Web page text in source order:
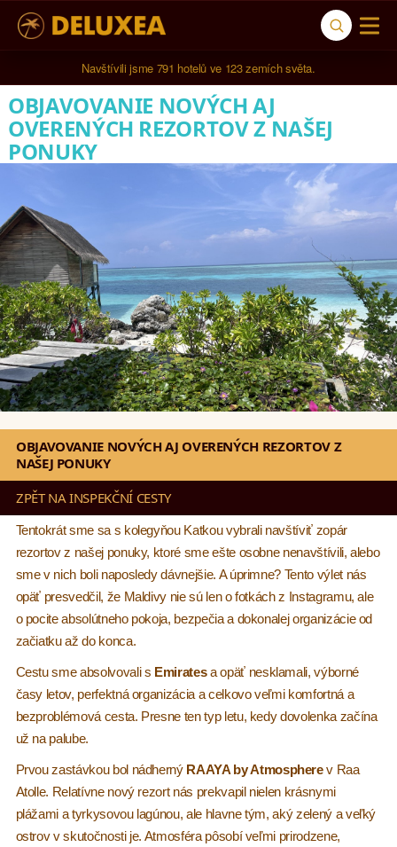
Navštívili jsme 791 hotelů ve 123 zemích světa.
OBJAVOVANIE NOVÝCH AJ
OVERENÝCH REZORTOV Z NAŠEJ
PONUKY
OBJAVOVANIE NOVÝCH AJ OVERENÝCH REZORTOV Z
NAŠEJ PONUKY
ZPĚT NA INSPEKČNÍ CESTY
Tentokrát sme sa s kolegyňou Katkou vybrali navštíviť zopár
rezortov z našej ponuky, ktoré sme ešte osobne nenavštívili, alebo
sme v nich boli naposledy dávnejšie. A úprimne? Tento výlet nás
opäť presvedčil, že Maldivy nie sú len o fotkách z Instagramu, ale
o pocite absolútneho pokoja, bezpečia a dokonalej organizácie od
začiatku až do konca.
Cestu sme absolvovali s Emiratesa opäť nesklamali, výborné
časy letov, perfektná organizácia a celkovo veľmi komfortná a
bezproblémová cesta. Presne ten typ letu, kedy dovolenka začína
už na palube.
Prvou zastávkou bol nádherný RAAYA by Atmospherev Raa
Atolle. Relatívne nový rezort nás prekvapil nielen krásnymi
plážami a tyrkysovou lagúnou, ale hlavne tým, aký zelený a veľký
ostrov v skutočnosti je. Atmosféra pôsobí veľmi prirodzene,